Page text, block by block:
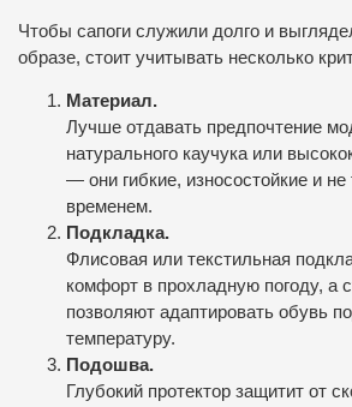
Чтобы сапоги служили долго и
образе, стоит учитывать несколько
Материал.
Лучше отдавать предпочтение
натурального каучука или
— они гибкие, износостойкие и не
временем.
Подкладка.
Флисовая или текстильная
комфорт в прохладную погоду, а
позволяют адаптировать обувь
температуру.
Подошва.
Глубокий протектор защитит от